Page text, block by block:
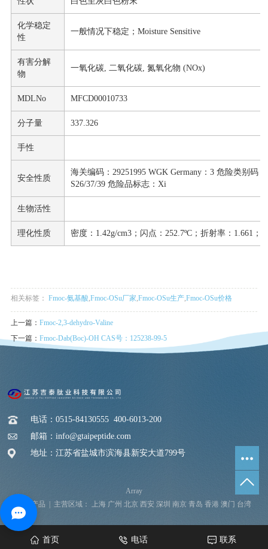
化学稳定
性
一般情况下稳定；Moisture Sensitive
有害分解
物
一氧化碳, 二氧化碳, 氮氧化物 (NOx)
MDLNo MFCD00010733
分子量 337.326
手性
安全性质
海关编码：29251995 WGK Germany：3 危险类别码
S26/37/39 危险品标志：Xi
生物活性
理化性质 密度：1.42g/cm3；闪点：252.7ºC；折射率：1.661；
相关标签： Fmoc-氨基酸,Fmoc-OSu厂家,Fmoc-OSu生产,Fmoc-OSu价格
上一篇：Fmoc-2,3-dehydro-Valine
下一篇：Fmoc-Dab(Boc)-OH CAS号：125238-99-5
电话：0515-84130555 400-6013-200
邮箱：info@gtaipeptide.com
地址：江苏省盐城市滨海县新安大道799号
Array
热推产品 | 主营区域： 上海 广州 北京 西安 深圳 南京 青岛 香港 澳门 台湾
首页 电话 联系